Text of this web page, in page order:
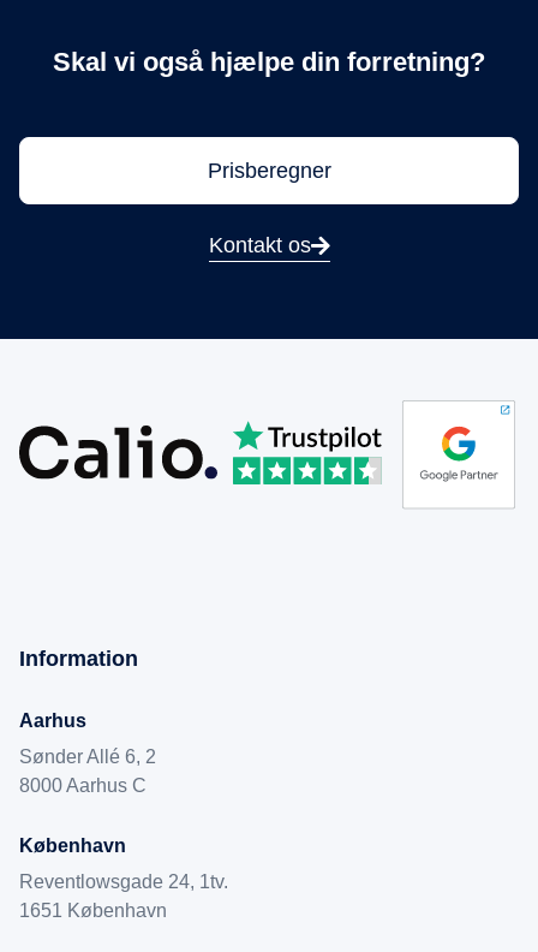
Skal vi også hjælpe din forretning?
Prisberegner
Kontakt os
Information
Aarhus
Sønder Allé 6, 2
8000 Aarhus C
København
Reventlowsgade 24, 1tv.
1651 København